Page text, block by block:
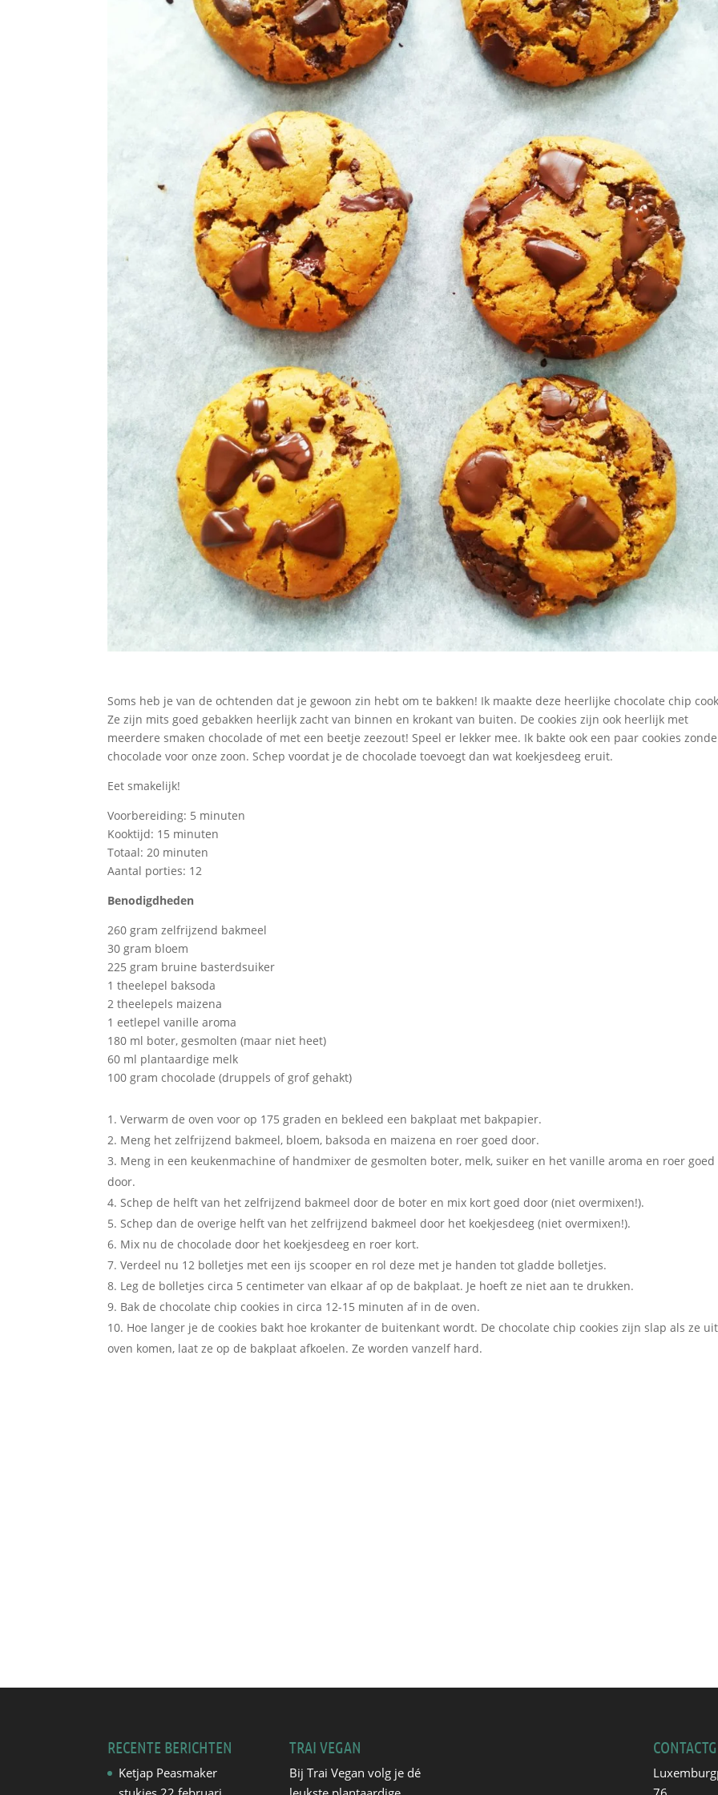
Soms heb je van de ochtenden dat je gewoon zin hebt om te bakken! Ik maakte deze heerlijke chocolate chip
Ze zijn mits goed gebakken heerlijk zacht van binnen en krokant van buiten. De cookies zijn ook heerlijk met
meerdere smaken chocolade of met een beetje zeezout! Speel er lekker mee. Ik bakte ook een paar cookies
chocolade voor onze zoon. Schep voordat je de chocolade toevoegt dan wat koekjesdeeg eruit.
Eet smakelijk!
Voorbereiding: 5 minuten
Kooktijd: 15 minuten
Totaal: 20 minuten
Aantal porties: 12
Benodigdheden
260 gram zelfrijzend bakmeel
30 gram bloem
225 gram bruine basterdsuiker
1 theelepel baksoda
2 theelepels maizena
1 eetlepel vanille aroma
180 ml boter, gesmolten (maar niet heet)
60 ml plantaardige melk
100 gram chocolade (druppels of grof gehakt)
Verwarm de oven voor op 175 graden en bekleed een bakplaat met bakpapier.
Meng het zelfrijzend bakmeel, bloem, baksoda en maizena en roer goed door.
Meng in een keukenmachine of handmixer de gesmolten boter, melk, suiker en het vanille aroma en roer goed
door.
Schep de helft van het zelfrijzend bakmeel door de boter en mix kort goed door (niet overmixen!).
Schep dan de overige helft van het zelfrijzend bakmeel door het koekjesdeeg (niet overmixen!).
Mix nu de chocolade door het koekjesdeeg en roer kort.
Verdeel nu 12 bolletjes met een ijs scooper en rol deze met je handen tot gladde bolletjes.
Leg de bolletjes circa 5 centimeter van elkaar af op de bakplaat. Je hoeft ze niet aan te drukken.
Bak de chocolate chip cookies in circa 12-15 minuten af in de oven.
Hoe langer je de cookies bakt hoe krokanter de buitenkant wordt. De chocolate chip cookies zijn slap als ze
oven komen, laat ze op de bakplaat afkoelen. Ze worden vanzelf hard.
RECENTE BERICHTEN
Ketjap Peasmaker
TRAI VEGAN
Bij Trai Vegan volg je dé